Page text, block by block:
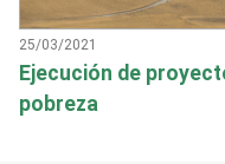
25/03/2021
Ejecución de
pobreza